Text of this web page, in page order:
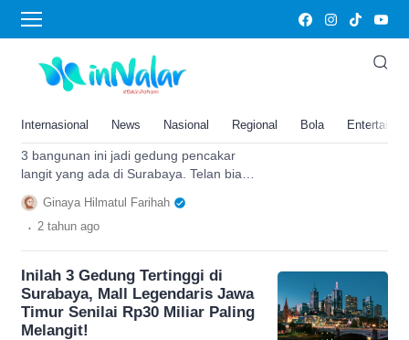
Internasional News Nasional Regional Bola
Gedung Tertinggi
Inilah 3 Gedung Tertinggi di
Surabaya, Mall Legendaris Jawa
Melangit!
3 bangunan ini jadi gedung pencakar
langit yang ada di Surabaya. Telan biaya
hingga puluhan miliar bahkan punya
fasilitas elit!
Ginaya Hilmatul Farihah
. 2 tahun ago
Inilah 3 Gedung Tertinggi di
Surabaya, Mall Legendaris Jawa
Timur Senilai Rp30 Miliar Paling
Melangit!